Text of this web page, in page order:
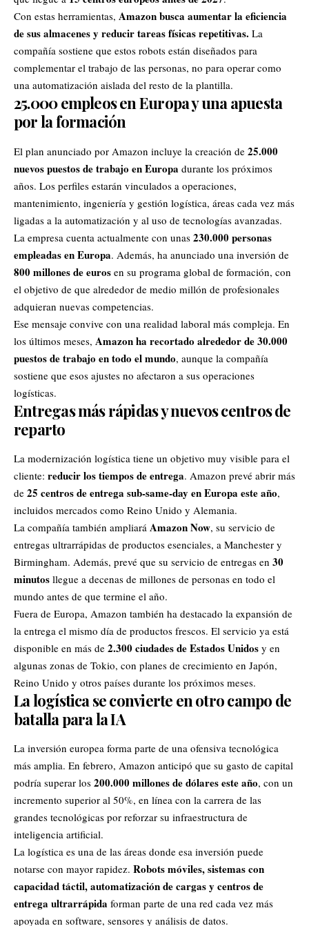
Con estas herramientas, Amazon busca aumentar la eficiencia
de sus almacenes y reducir tareas físicas repetitivas. La
compañía sostiene que estos robots están diseñados para
complementar el trabajo de las personas, no para operar como
una automatización aislada del resto de la plantilla.
25.000 empleos en Europa y una apuesta
por la formación
El plan anunciado por Amazon incluye la creación de 25.000
nuevos puestos de trabajo en Europa durante los próximos
años. Los perfiles estarán vinculados a operaciones,
mantenimiento, ingeniería y gestión logística, áreas cada vez más
ligadas a la automatización y al uso de tecnologías avanzadas.
La empresa cuenta actualmente con unas 230.000 personas
empleadas en Europa. Además, ha anunciado una inversión de
800 millones de euros en su programa global de formación, con
el objetivo de que alrededor de medio millón de profesionales
adquieran nuevas competencias.
Ese mensaje convive con una realidad laboral más compleja. En
los últimos meses, Amazon ha recortado alrededor de 30.000
puestos de trabajo en todo el mundo, aunque la compañía
sostiene que esos ajustes no afectaron a sus operaciones
logísticas.
Entregas más rápidas y nuevos centros de
reparto
La modernización logística tiene un objetivo muy visible para el
cliente: reducir los tiempos de entrega. Amazon prevé abrir más
de 25 centros de entrega sub-same-day en Europa este año,
incluidos mercados como Reino Unido y Alemania.
La compañía también ampliará Amazon Now, su servicio de
entregas ultrarrápidas de productos esenciales, a Manchester y
Birmingham. Además, prevé que su servicio de entregas en 30
minutos llegue a decenas de millones de personas en todo el
mundo antes de que termine el año.
Fuera de Europa, Amazon también ha destacado la expansión de
la entrega el mismo día de productos frescos. El servicio ya está
disponible en más de 2.300 ciudades de Estados Unidos y en
algunas zonas de Tokio, con planes de crecimiento en Japón,
Reino Unido y otros países durante los próximos meses.
La logística se convierte en otro campo de
batalla para la IA
La inversión europea forma parte de una ofensiva tecnológica
más amplia. En febrero, Amazon anticipó que su gasto de capital
podría superar los 200.000 millones de dólares este año, con un
incremento superior al 50%, en línea con la carrera de las
grandes tecnológicas por reforzar su infraestructura de
inteligencia artificial.
La logística es una de las áreas donde esa inversión puede
notarse con mayor rapidez. Robots móviles, sistemas con
capacidad táctil, automatización de cargas y centros de
entrega ultrarrápida forman parte de una red cada vez más
apoyada en software, sensores y análisis de datos.